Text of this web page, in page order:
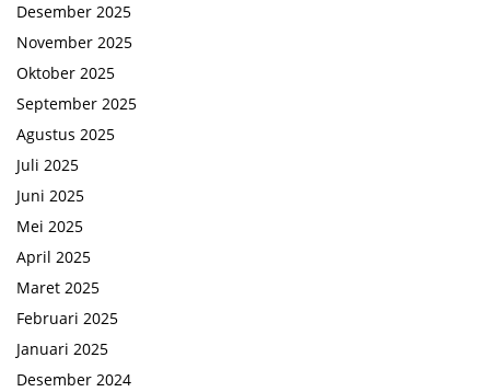
Desember 2025
November 2025
Oktober 2025
September 2025
Agustus 2025
Juli 2025
Juni 2025
Mei 2025
April 2025
Maret 2025
Februari 2025
Januari 2025
Desember 2024